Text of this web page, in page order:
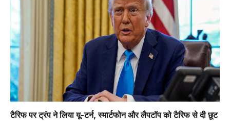
टैरिफ पर ट्रंप ने लिया यू-टर्न, स्मार्टफोन और लैपटॉप को टैरिफ से दी छूट